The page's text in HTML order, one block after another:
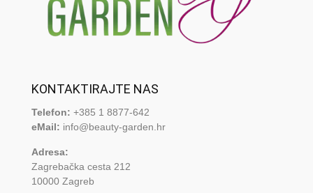
KONTAKTIRAJTE NAS
Telefon: +385 1 8877-642
eMail: info@beauty-garden.hr
Adresa:
Zagrebačka cesta 212
10000 Zagreb